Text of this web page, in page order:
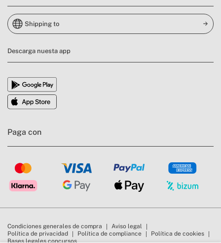
Shipping to
Descarga nuesta app
Paga con
Condiciones generales de compra
Aviso legal
Política de privacidad
Política de compliance
Política de cookies
Bases legales concursos